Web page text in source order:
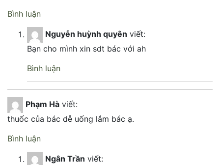
Bình luận
Nguyễn huỳnh quyên viết:
Bạn cho mình xin sdt bác với ah
Bình luận
Phạm Hà viết:
thuốc của bác dễ uống lắm bác ạ.
Bình luận
Ngân Trần viết: